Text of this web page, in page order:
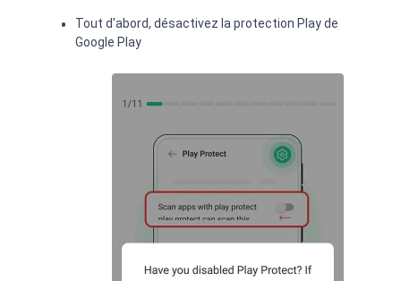
Tout d'abord, désactivez la protection Play de
Google Play